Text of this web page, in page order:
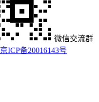
微信交流群
京ICP备20016143号